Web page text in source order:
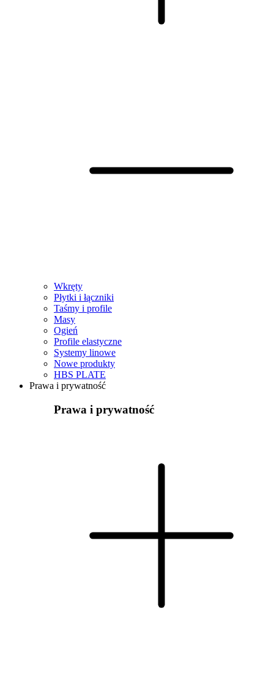
Wkręty
Płytki i łączniki
Taśmy i profile
Masy
Ogień
Profile elastyczne
Systemy linowe
Nowe produkty
HBS PLATE
Prawa i prywatność
Prawa i prywatność